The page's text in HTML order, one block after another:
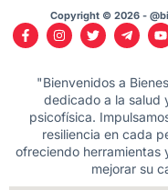
Copyright © 2026 -
"Bienvenidos a
dedicado a la salud
psicofísica.
resiliencia en cada
ofreciendo herramientas
mejorar su